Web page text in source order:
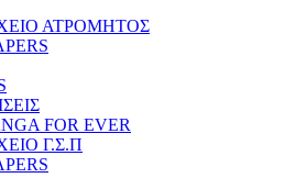
ΑΤΡΟΜΗΤΟΣ
FOR EVER
Γ.Σ.Π